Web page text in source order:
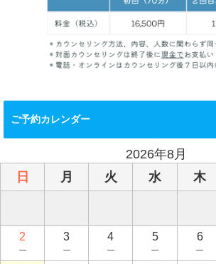
ご予約カレンダー
2026年8月
日
月 火 水 木
2
－
3
－
4
－
5
－
6
－